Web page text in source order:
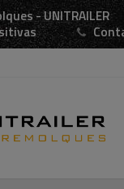
- UNITRAILER